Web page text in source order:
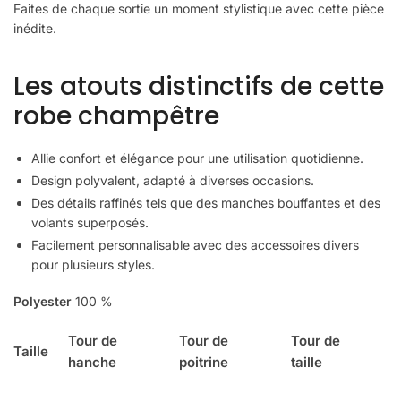
Faites de chaque sortie un moment stylistique avec cette pièce
inédite.
Les atouts distinctifs de cette
robe champêtre
Allie confort et élégance pour une utilisation quotidienne.
Design polyvalent, adapté à diverses occasions.
Des détails raffinés tels que des manches bouffantes et des
volants superposés.
Facilement personnalisable avec des accessoires divers
pour plusieurs styles.
Polyester 100 %
Taille
Tour de
hanche
Tour de
poitrine
Tour de
taille